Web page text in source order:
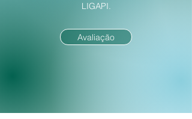
LIGAPI.
Avaliação